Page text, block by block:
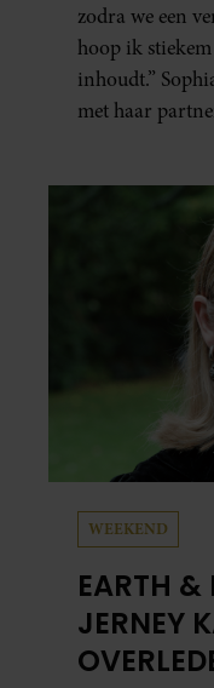
zodra we een
hoop ik
inhoudt.”
met haar
vaker schaamt
WEEKEND
EARTH &
JERNEY